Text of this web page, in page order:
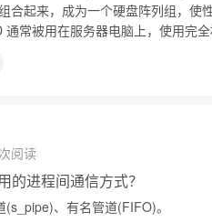
合起来，成为一个硬盘阵列组，使
通常被用在服务器电脑上，使用完
阅读
的进程间通信方式？
、有名管道(FIFO)。